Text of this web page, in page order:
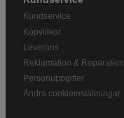
Kundservice
Köpvillkor
Leverans
Reklamation & Reparation
Personuppgifter
Ändra cookieinställningar